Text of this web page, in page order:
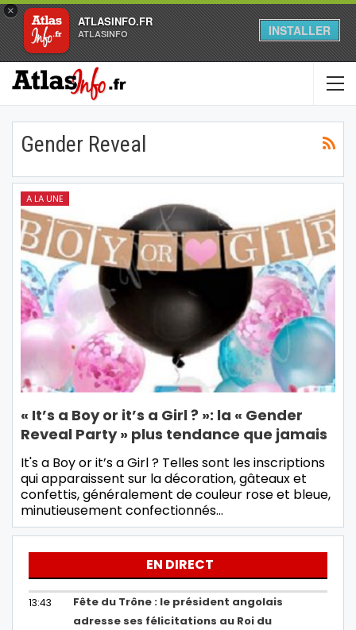
×
ATLASINFO.FR
ATLASINFO INSTALLER
Gender Reveal
A LA UNE
« It’s a Boy or it’s a Girl ? »: la « Gender
Reveal Party » plus tendance que jamais
It's a Boy or it’s a Girl ? Telles sont les inscriptions
qui apparaissent sur la décoration, gâteaux et
confettis, généralement de couleur rose et bleue,
minutieusement confectionnés…
EN DIRECT
13:43
Fête du Trône : le président angolais
adresse ses félicitations au Roi du